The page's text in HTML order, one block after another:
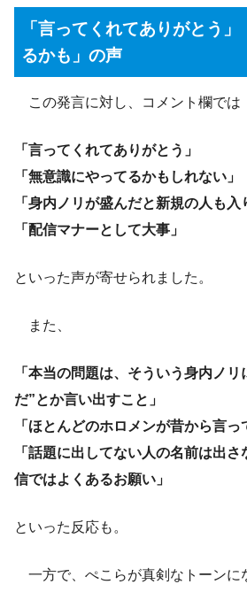
「言ってくれてありがとう
るかも」の声
この発言に対し、コメント欄では
「言ってくれてありがとう」
「無意識にやってるかもしれない」
「身内ノリが盛んだと新規の人も入
「配信マナーとして大事」
といった声が寄せられました。
また、
「本当の問題は、そういう身内ノ
だ”とか言い出すこと」
「ほとんどのホロメンが昔から言っ
「話題に出してない人の名前は出
信ではよくあるお願い」
といった反応も。
一方で、ぺこらが真剣なトーンに